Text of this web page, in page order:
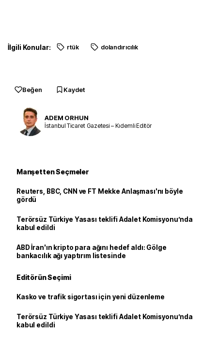
İlgili Konular: rtük dolandırıcılık
Beğen Kaydet
ADEM ORHUN
İstanbul Ticaret Gazetesi – Kıdemli Editör
Manşetten Seçmeler
Reuters, BBC, CNN ve FT Mekke Anlaşması'nı böyle
gördü
Terörsüz Türkiye Yasası teklifi Adalet Komisyonu’nda
kabul edildi
ABD İran'ın kripto para ağını hedef aldı: Gölge
bankacılık ağı yaptırım listesinde
Editörün Seçimi
Kasko ve trafik sigortası için yeni düzenleme
Terörsüz Türkiye Yasası teklifi Adalet Komisyonu’nda
kabul edildi